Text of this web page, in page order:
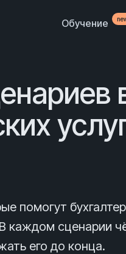
Обучение
помогут
каждом сценарии
его до конца.